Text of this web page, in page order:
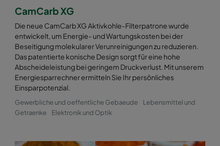
CamCarb XG
Die neue CamCarb XG Aktivkohle-Filterpatrone wurde
entwickelt, um Energie- und Wartungskosten bei der
Beseitigung molekularer Verunreinigungen zu reduzieren.
Das patentierte konische Design sorgt für eine hohe
Abscheideleistung bei geringem Druckverlust. Mit unserem
Energiesparrechner ermitteln Sie Ihr persönliches
Einsparpotenzial.
Gewerbliche und oeffentliche Gebaeude
Lebensmittel und
Getraenke
Elektronik und Optik